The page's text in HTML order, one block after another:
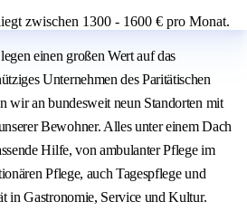
zwischen 1300 - 1600 € pro Monat.
einen großen Wert auf das
Unternehmen des Paritätischen
wir an bundesweit neun Standorten mit
Bewohner. Alles unter einem Dach
Hilfe, von ambulanter Pflege im
Pflege, auch Tagespflege und
in Gastronomie, Service und Kultur.